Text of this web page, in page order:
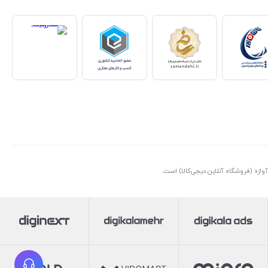
(فروشگاه آنلاین دیجی‌کالا) است.